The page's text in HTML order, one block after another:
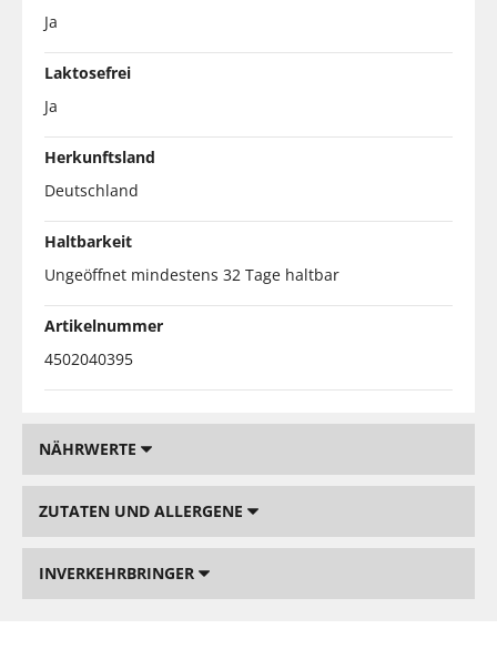
Ja
Laktosefrei
Ja
Herkunftsland
Deutschland
Haltbarkeit
Ungeöffnet mindestens 32 Tage haltbar
Artikelnummer
4502040395
NÄHRWERTE
ZUTATEN UND ALLERGENE
INVERKEHRBRINGER